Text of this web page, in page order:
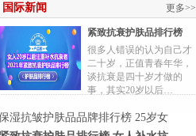
国际新闻 更多>>
紧致抗衰护肤品排行榜
很多人错误的认为自己才
二十岁，正值青春年华，
谈抗衰是四十岁才做的
事，其实20岁以后…
湿抗皱护肤品品牌排行榜 25岁女